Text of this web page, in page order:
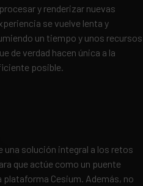
y renderizar nuevas
se vuelve lenta y
un tiempo y unos recursos
de verdad hacen única a la
posible.
una solución integral a los retos
que actúe como un puente
Cesium. Además, no